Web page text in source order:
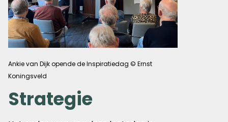
Ankie van Dijk opende de Inspiratiedag © Ernst
Koningsveld
Strategie